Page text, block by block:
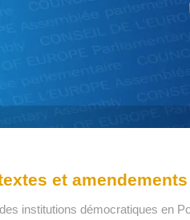
et amendements
institutions démocratiques en